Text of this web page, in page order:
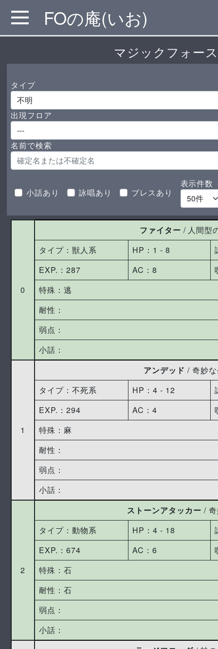
MENU FOの庵(いお)
マジックフォー
タイプ
出現フロア
名前で検索
小話あり 詠唱あり ブレスあり
表示件数
0
ファイター / 人間型
タイプ：獣人系
HP：1 ‐ 8
EXP.：287
AC：8
特殊：逃
耐性：
弱点：
小話：
1
アンデッド / 奇妙
タイプ：不死系
HP：4 ‐ 12
EXP.：294
AC：4
特殊：麻
耐性：
弱点：
小話：
2
ストーンアタッカー /
タイプ：動物系
HP：4 ‐ 18
EXP.：674
AC：6
特殊：石
耐性：石
弱点：
小話：